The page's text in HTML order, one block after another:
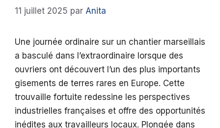
11 juillet 2025 par Anita
Une journée ordinaire sur un chantier marseillais
a basculé dans l’extraordinaire lorsque des
ouvriers ont découvert l’un des plus importants
gisements de terres rares en Europe. Cette
trouvaille fortuite redessine les perspectives
industrielles françaises et offre des opportunités
inédites aux travailleurs locaux. Plongée dans